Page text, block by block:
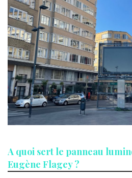
A quoi sert le panneau
Eugène Flagey ?